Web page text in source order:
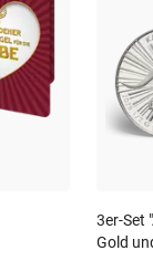
3er-Set
Gold